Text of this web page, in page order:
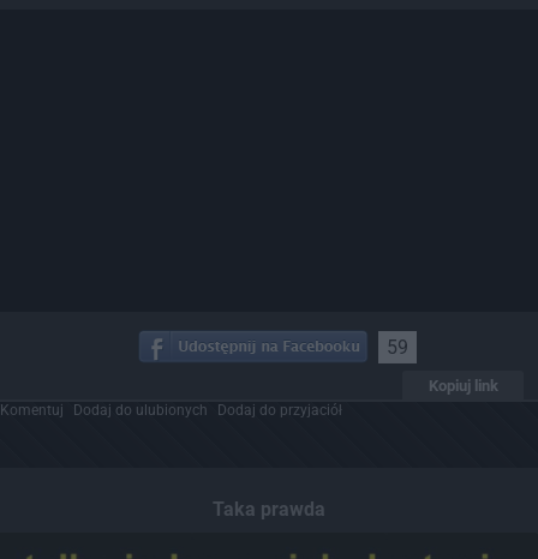
59
Kopiuj link
Komentuj Dodaj do ulubionych Dodaj do przyjaciół
Taka prawda